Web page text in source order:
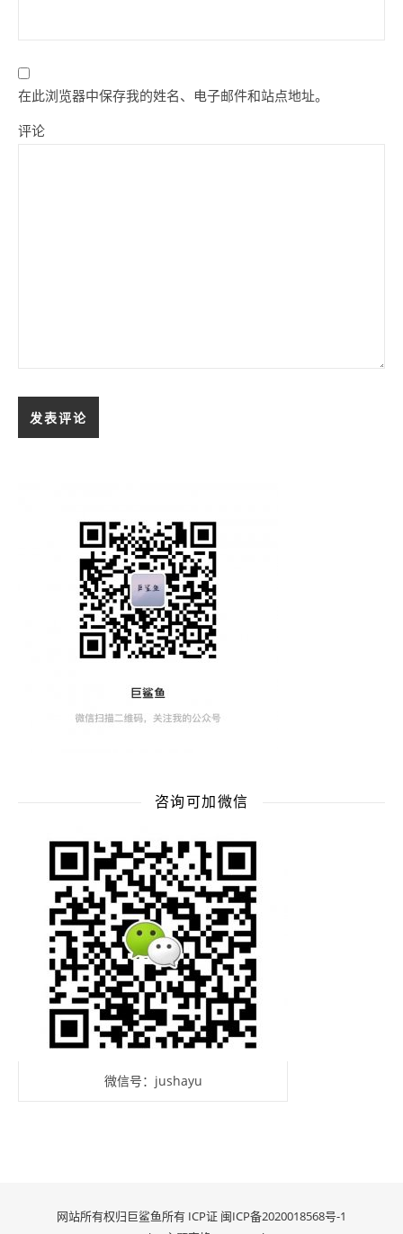
在此浏览器中保存我的姓名、电子邮件和站点地址。
评论
咨询可加微信
微信号：jushayu
网站所有权归巨鲨鱼所有 ICP证 闽ICP备2020018568号-1